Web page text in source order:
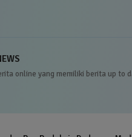
online yang memiliki berita up to